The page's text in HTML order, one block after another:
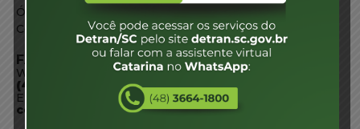
Órgãos do Governo
Conheça SC
FALE CONOSCO
WhatsApp:
(48) 3664-1800
E-mail:
centraldeinformacoes@detran.sc.gov.br